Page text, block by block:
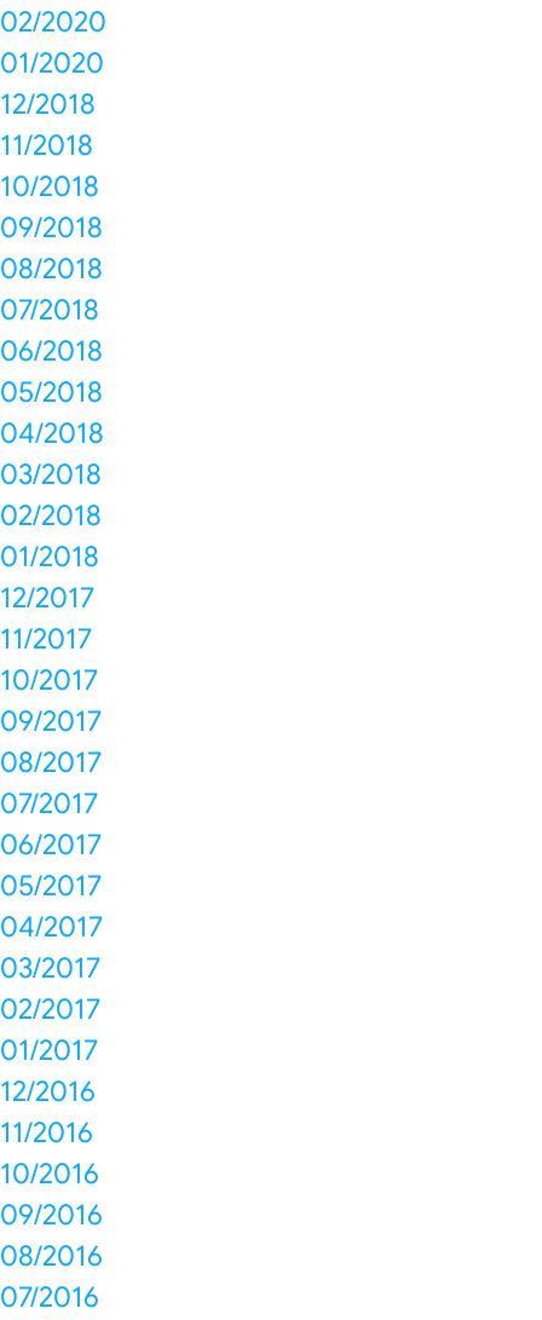
02/2020
01/2020
12/2018
11/2018
10/2018
09/2018
08/2018
07/2018
06/2018
05/2018
04/2018
03/2018
02/2018
01/2018
12/2017
11/2017
10/2017
09/2017
08/2017
07/2017
06/2017
05/2017
04/2017
03/2017
02/2017
01/2017
12/2016
11/2016
10/2016
09/2016
08/2016
07/2016